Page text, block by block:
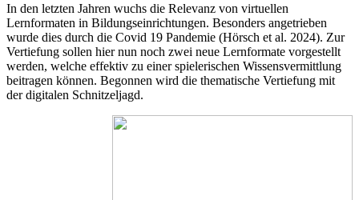
In den letzten Jahren wuchs die Relevanz von virtuellen
Lernformaten in Bildungseinrichtungen. Besonders angetrieben
wurde dies durch die Covid 19 Pandemie (Hörsch et al. 2024). Zur
Vertiefung sollen hier nun noch zwei neue Lernformate vorgestellt
werden, welche effektiv zu einer spielerischen Wissensvermittlung
beitragen können. Begonnen wird die thematische Vertiefung mit
der digitalen Schnitzeljagd.